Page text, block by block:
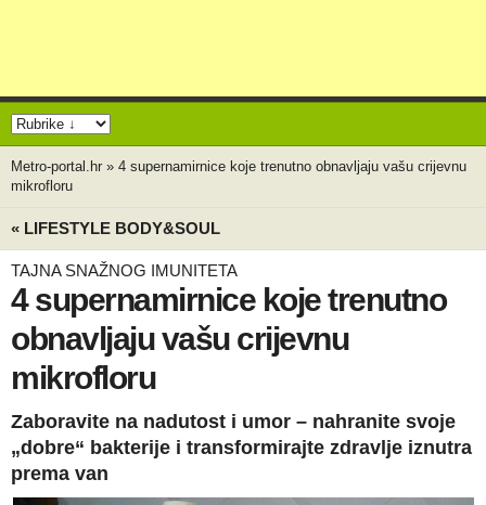
Metro-portal.hr » 4 supernamirnice koje trenutno obnavljaju vašu crijevnu
mikrofloru
« LIFESTYLE BODY&SOUL
TAJNA SNAŽNOG IMUNITETA
4 supernamirnice koje trenutno
obnavljaju vašu crijevnu
mikrofloru
Zaboravite na nadutost i umor – nahranite svoje
„dobre“ bakterije i transformirajte zdravlje iznutra
prema van